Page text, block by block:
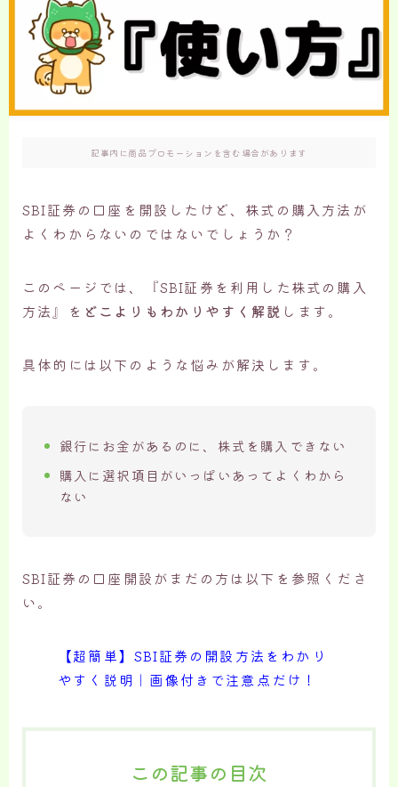
記事内に商品プロモーションを含む場合があります
SBI証券の口座を開設したけど、株式の購入方法が
よくわからないのではないでしょうか？
このページでは、『SBI証券を利用した株式の購入
方法』を どこよりもわかりやすく解説 します。
具体的には以下のような悩みが解決します。
銀行にお金があるのに、株式を購入できない
購入に選択項目がいっぱいあってよくわから
ない
SBI証券の口座開設がまだの方は以下を参照くださ
い。
【超簡単】SBI証券の開設方法をわかり
やすく説明｜画像付きで注意点だけ！
この記事の目次